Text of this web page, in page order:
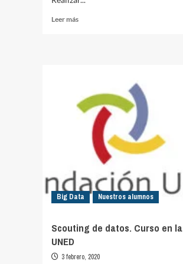
Leer másLeer
esquina
09
(Fútbol
Big Data Nuestros alumnos
Scouting de datos. Curso en la
UNED
3 febrero, 2020